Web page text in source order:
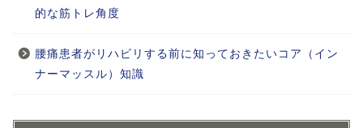
的な筋トレ角度
腰痛患者がリハビリする前に知っておきたいコア（イン
ナーマッスル）知識